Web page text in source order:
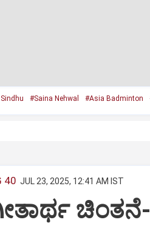
#Saina Nehwal #Asia Badminton
40 JUL 23, 2025, 12:41 AM IST